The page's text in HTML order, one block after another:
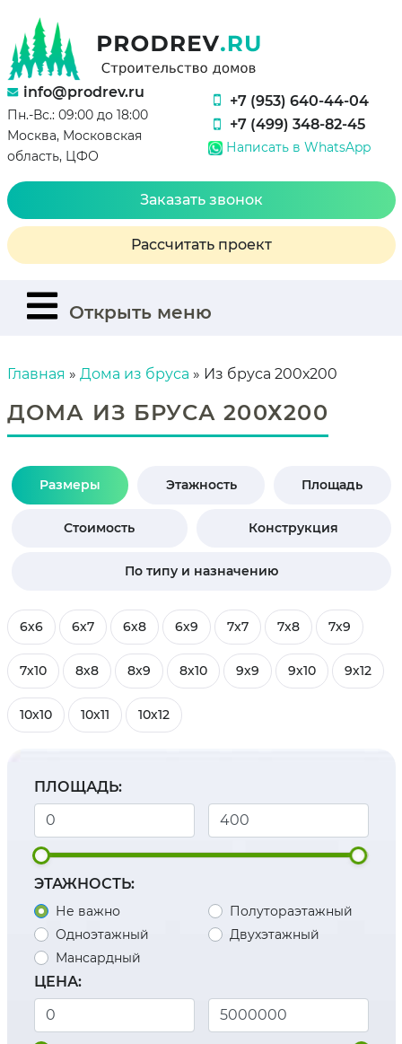
info@prodrev.ru
Пн.-Вс.: 09:00 до 18:00
Москва, Московская
область, ЦФО
+7 (953) 640-44-04
+7 (499) 348-82-45
Написать в WhatsApp
Заказать звонок
Рассчитать проект
Открыть меню
Главная » Дома из бруса » Из бруса 200х200
ДОМА ИЗ БРУСА 200Х200
Размеры Этажность Площадь
Стоимость Конструкция
По типу и назначению
6х6 6х7 6х8 6х9 7х7 7х8 7х9
7х10 8х8 8х9 8х10 9х9 9х10 9х12
10х10 10х11 10х12
ПЛОЩАДЬ:
ЭТАЖНОСТЬ:
Не важно
Одноэтажный
Мансардный
Полутораэтажный
Двухэтажный
ЦЕНА: